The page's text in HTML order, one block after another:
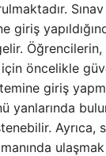
giriş
Öğrencilerin,
öncelikle
giriş
yanlarında
Ayrıca,